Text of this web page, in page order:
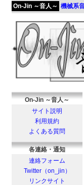
On-Jin ～音人～
サイト説明
利用規約
よくある質問
各連絡・通知
連絡フォーム
Twitter（on_jin）
リンクサイト
On-Jin ～音人～ 機械系